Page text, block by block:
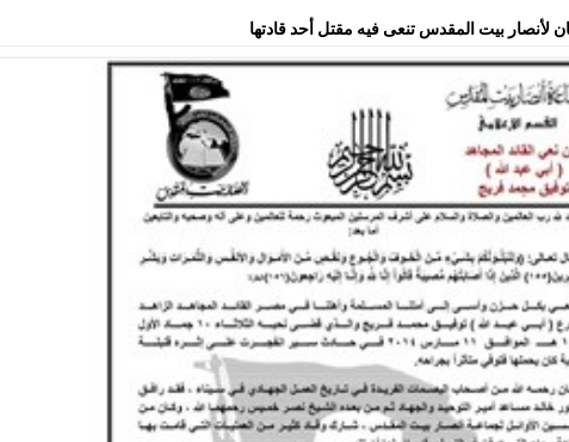
لأنصار بيت المقدس تنعى فيه مقتل أحد قادتها